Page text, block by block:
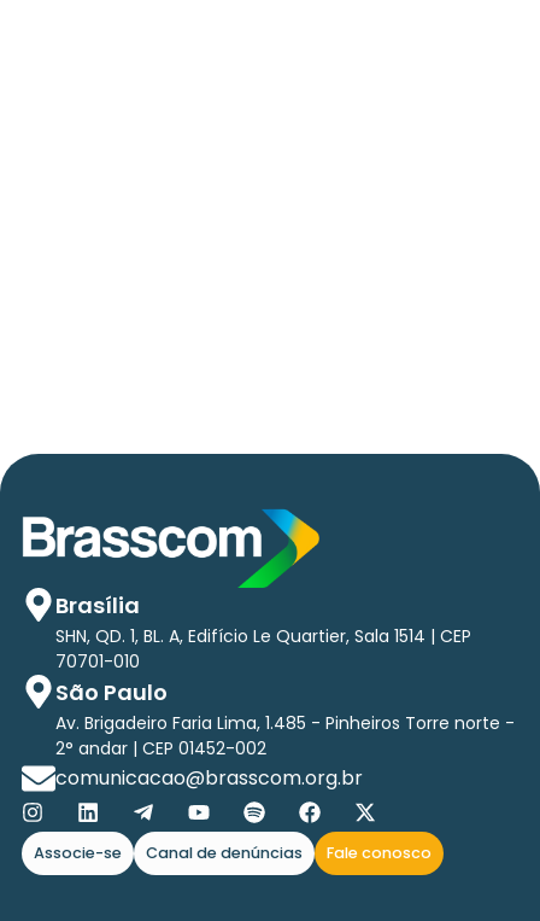
Brasília
SHN, QD. 1, BL. A, Edifício Le Quartier, Sala 1514 | CEP
70701-010
São Paulo
Av. Brigadeiro Faria Lima, 1.485 - Pinheiros Torre norte -
2° andar | CEP 01452-002
comunicacao@brasscom.org.br
Associe-se Canal de denúncias Fale conosco